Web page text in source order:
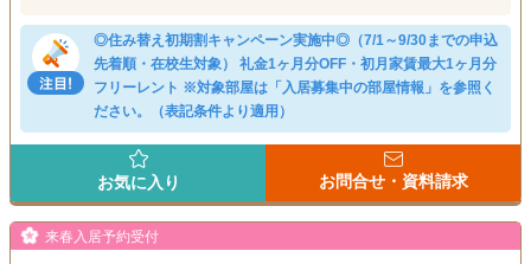
◎住み替え初期割キャンペーン実施中◎（7/1～9/30までの申込
先着順・在校生対象） 礼金1ヶ月分OFF・初月家賃最大1ヶ月分
フリーレント ※対象部屋は「入居募集中の部屋情報」を参照く
ださい。（表記条件より適用）
お気に入り お問合せ・資料請求
来春入居予約受付